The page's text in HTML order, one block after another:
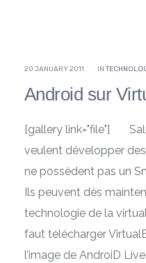
20 JANUARY 2011 IN
Android sur
[gallery link="file"]
veulent développer
ne possèdent pas un
Ils peuvent dès
technologie de la
faut télécharger
l’image de AndroiD Live